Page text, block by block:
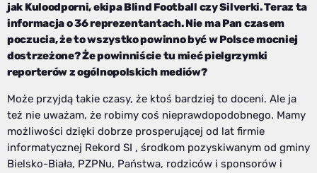
jak Kuloodporni, ekipa Blind Football czy Silverki. Teraz ta
informacja o 36 reprezentantach. Nie ma Pan czasem
poczucia, że to wszystko powinno być w Polsce mocniej
dostrzeżone? Że powinniście tu mieć pielgrzymki
reporterów z ogólnopolskich mediów?
Może przyjdą takie czasy, że ktoś bardziej to doceni. Ale ja
też nie uważam, że robimy coś nieprawdopodobnego. Mamy
możliwości dzięki dobrze prosperującej od lat firmie
informatycznej Rekord SI , środkom pozyskiwanym od gminy
Bielsko-Biała, PZPNu, Państwa, rodziców i sponsorów i